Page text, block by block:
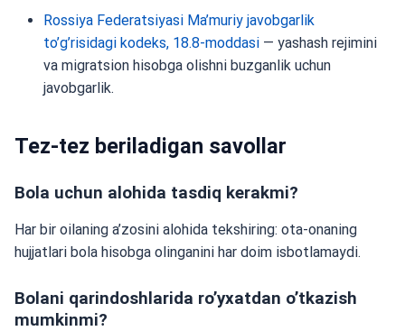
Rossiya Federatsiyasi Ma’muriy javobgarlik
to’g’risidagi kodeks, 18.8-moddasi — yashash rejimini
va migratsion hisobga olishni buzganlik uchun
javobgarlik.
Tez-tez beriladigan savollar
Bola uchun alohida tasdiq kerakmi?
Har bir oilaning a’zosini alohida tekshiring: ota-onaning
hujjatlari bola hisobga olinganini har doim isbotlamaydi.
Bolani qarindoshlarida ro’yxatdan o’tkazish
mumkinmi?